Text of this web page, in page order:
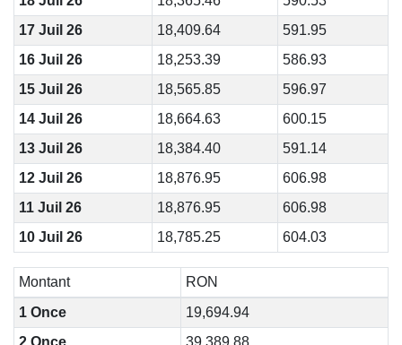
17 Juil 26
18,409.64
591.95
16 Juil 26
18,253.39
586.93
15 Juil 26
18,565.85
596.97
14 Juil 26
18,664.63
600.15
13 Juil 26
18,384.40
591.14
12 Juil 26
18,876.95
606.98
11 Juil 26
18,876.95
606.98
10 Juil 26
18,785.25 604.03
Montant
RON
1 Once
19,694.94
2 Once
39,389.88